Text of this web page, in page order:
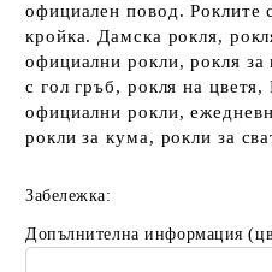
официален повод. Роклите
кройка. Дамска рокля,
официални рокли, рокля
с гол гръб, рокля на
официални рокли,
рокли за кума, рокли за
Забележка:
Допълнителна информация